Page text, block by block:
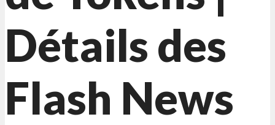
Détails des
Flash News